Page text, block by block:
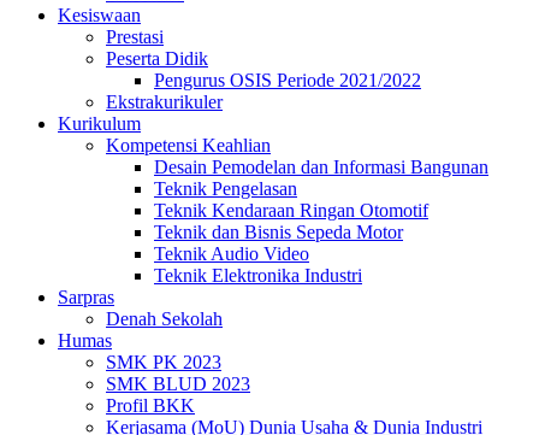
Kesiswaan
Prestasi
Peserta Didik
Pengurus OSIS Periode 2021/2022
Ekstrakurikuler
Kurikulum
Kompetensi Keahlian
Desain Pemodelan dan Informasi Bangunan
Teknik Pengelasan
Teknik Kendaraan Ringan Otomotif
Teknik dan Bisnis Sepeda Motor
Teknik Audio Video
Teknik Elektronika Industri
Sarpras
Denah Sekolah
Humas
SMK PK 2023
SMK BLUD 2023
Profil BKK
Kerjasama (MoU) Dunia Usaha & Dunia Industri